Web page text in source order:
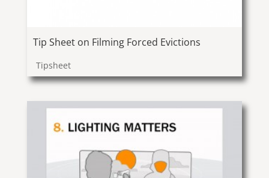
Tip Sheet on Filming Forced Evictions
Tipsheet